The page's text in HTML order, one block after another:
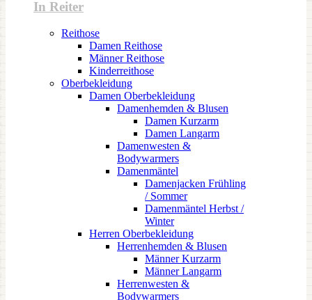
In Reiter
Reithose
Damen Reithose
Männer Reithose
Kinderreithose
Oberbekleidung
Damen Oberbekleidung
Damenhemden & Blusen
Damen Kurzarm
Damen Langarm
Damenwesten &
Bodywarmers
Damenmäntel
Damenjacken Frühling
/ Sommer
Damenmäntel Herbst /
Winter
Herren Oberbekleidung
Herrenhemden & Blusen
Männer Kurzarm
Männer Langarm
Herrenwesten &
Bodywarmers